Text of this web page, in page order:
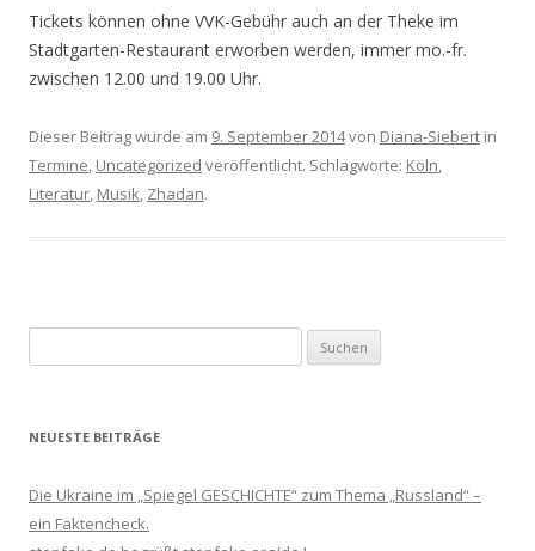
Tickets können ohne VVK-Gebühr auch an der Theke im
Stadtgarten-Restaurant erworben werden, immer mo.-fr.
zwischen 12.00 und 19.00 Uhr.
Dieser Beitrag wurde am 9. September 2014von Diana-Siebert in
Termine, Uncategorized veröffentlicht. Schlagworte: Köln,
Literatur, Musik, Zhadan.
nach:
NEUESTE BEITRÄGE
Die Ukraine im „Spiegel GESCHICHTE“ zum Thema „Russland“ –
ein Faktencheck.